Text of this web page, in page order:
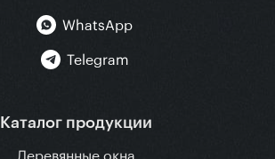
Каталог продукции
Деревянные окна
WhatsApp
Telegram